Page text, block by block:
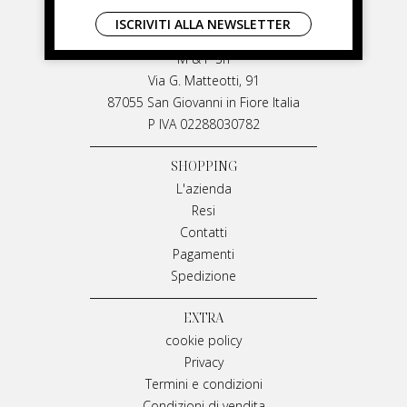
LIVIANA MIRARCHI
M & P Srl
Via G. Matteotti, 91
87055 San Giovanni in Fiore Italia
P IVA 02288030782
SHOPPING
L'azienda
Resi
Contatti
Pagamenti
Spedizione
EXTRA
cookie policy
Privacy
Termini e condizioni
ISCRIVITI ALLA NEWSLETTER